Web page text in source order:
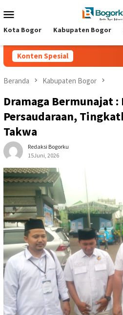
ke
Mobile
Kota Bogor Kabupaten Bogor
Konten Spesial
Beranda Kabupaten Bogor
Dramaga Bermunajat :
Persaudaraan,
Takwa
Redaksi Bogorku
15Juni, 2026